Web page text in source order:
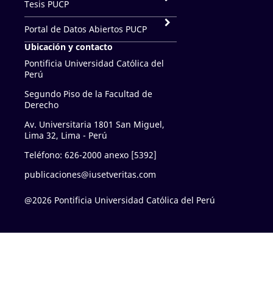
Tesis PUCP
Portal de Datos Abiertos PUCP
Ubicación y contacto
Pontificia Universidad Católica del
Perú
Segundo Piso de la Facultad de
Derecho
Av. Universitaria 1801 San Miguel,
Lima 32, Lima - Perú
Teléfono: 626-2000 anexo [5392]
publicaciones@iusetveritas.com
@2026 Pontificia Universidad Católica del Perú